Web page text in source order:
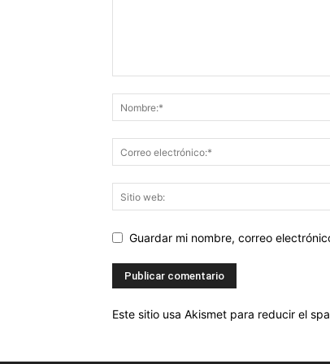
Guardar mi nombre, correo
Este sitio usa Akismet para reducir el